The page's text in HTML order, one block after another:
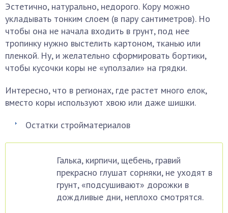
Эстетично, натурально, недорого. Кору можно
укладывать тонким слоем (в пару сантиметров). Но
чтобы она не начала входить в грунт, под нее
тропинку нужно выстелить картоном, тканью или
пленкой. Ну, и желательно сформировать бортики,
чтобы кусочки коры не «уползали» на грядки.
Интересно, что в регионах, где растет много елок,
вместо коры используют хвою или даже шишки.
Остатки стройматериалов
Галька, кирпичи, щебень, гравий
прекрасно глушат сорняки, не уходят в
грунт, «подсушивают» дорожки в
дождливые дни, неплохо смотрятся.